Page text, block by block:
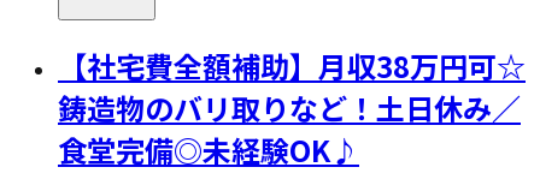
【社宅費全額補助】月収38万円可☆
鋳造物のバリ取りなど！土日休み／
食堂完備◎未経験OK♪